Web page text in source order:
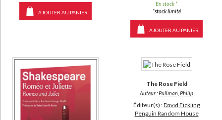
AJOUTER AU PANIER
En stock *
*stock limité
AJOUTER AU PANIER
The Rose Field
Auteur :Pullman, Philip
Éditeur(s) :David Fickling
Penguin Random House